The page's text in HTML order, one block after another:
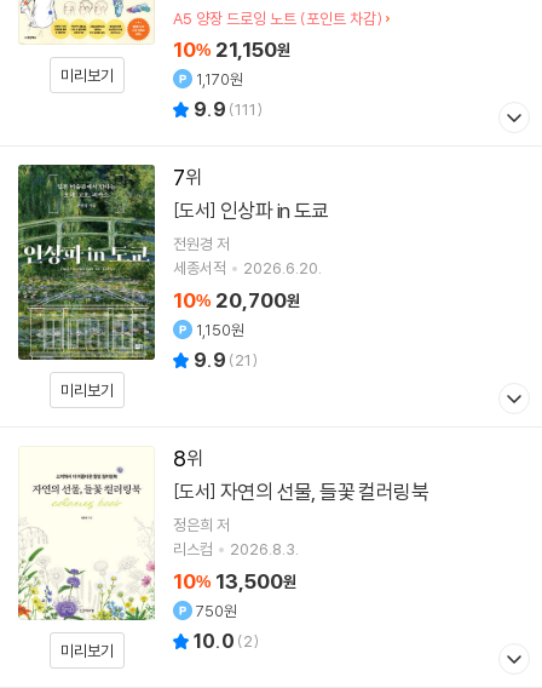
미리보기
A5 양장 드로잉 노트 (포인트 차감)
10% 21,150원
1,170원
9.9 (111)
7
미리보기
[도서] 인상파 in 도쿄
전원경 저
세종서적
2026.6.20.
10% 20,700원
1,150원
9.9 (21)
8
미리보기
[도서] 자연의 선물, 들꽃 컬러링북
정은희 저
리스컴
2026.8.3.
10% 13,500원
750원
10.0 (2)